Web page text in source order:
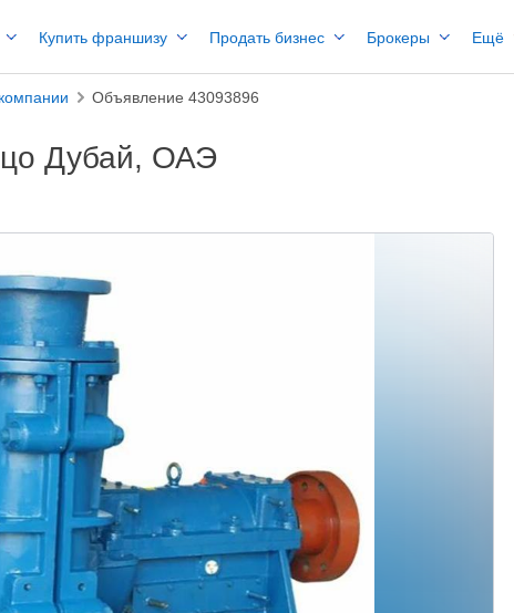
Купить франшизу Продать бизнес Брокеры Ещё
Объявление 43093896
Дубай, ОАЭ